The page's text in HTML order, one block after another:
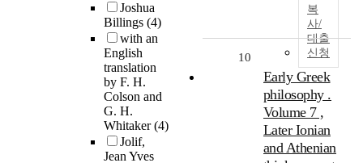
Joshua
Billings (4)
with an
English
translation
by F. H.
Colson and
G. H.
Whitaker(4)
Jolif,
Jean Yves
복
사/
대출
신청
10
Early Greek
philosophy .
Volume 7 ,
Later Ionian
and Athenian